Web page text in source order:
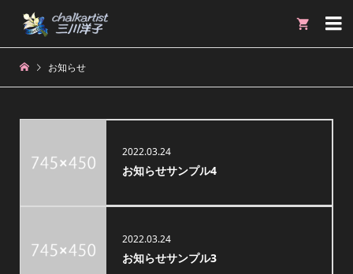

お知らせ
2022.03.24
お知らせサンプル4
2022.03.24
お知らせサンプル3